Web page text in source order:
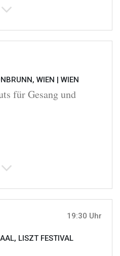
WIEN | WIEN
für Gesang und
19:30 Uhr
LISZT FESTIVAL